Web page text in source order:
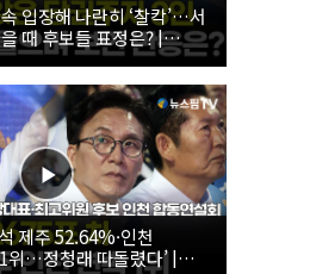
입장해 나란히 ‘찰칵’…서
때 후보들 표정은? |
주당 당대표·최고위원 후
회
제주 52.64%·인천
위…정청래 따돌렸다’ |